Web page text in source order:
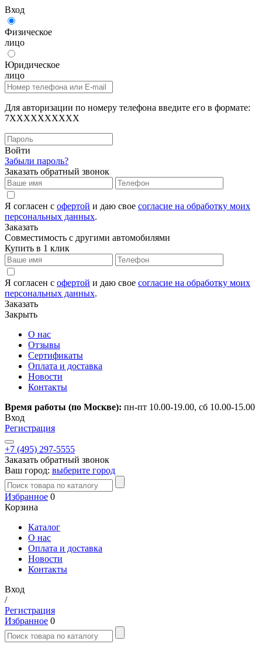
Вход
Физическое
лицо
Юридическое
лицо
Для авторизации по номеру телефона введите его в формате:
7XXXXXXXXXX
Войти
Забыли пароль?
Заказать обратный звонок
Я согласен с офертой и даю свое согласие на обработку моих
персональных данных.
Заказать
Совместимость с другими автомобилями
Купить в 1 клик
Я согласен с офертой и даю свое согласие на обработку моих
персональных данных.
Заказать
Закрыть
О нас
Отзывы
Сертификаты
Оплата и доставка
Новости
Контакты
Время работы (по Москве): пн-пт 10.00-19.00, сб 10.00-15.00
Вход
Регистрация
+7 (495) 297-5555
Заказать обратный звонок
Ваш город: выберите город
Избранное 0
Корзина
Каталог
О нас
Оплата и доставка
Новости
Контакты
Вход
/
Регистрация
Избранное 0